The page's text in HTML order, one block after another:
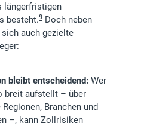
längerfristigen
besteht.9 Doch neben
auch gezielte
bleibt entscheidend: Wer
breit aufstellt – über
Branchen und
–, kann Zollrisiken